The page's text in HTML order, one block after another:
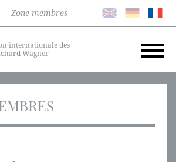
Zone membres
internationale des
Wagner